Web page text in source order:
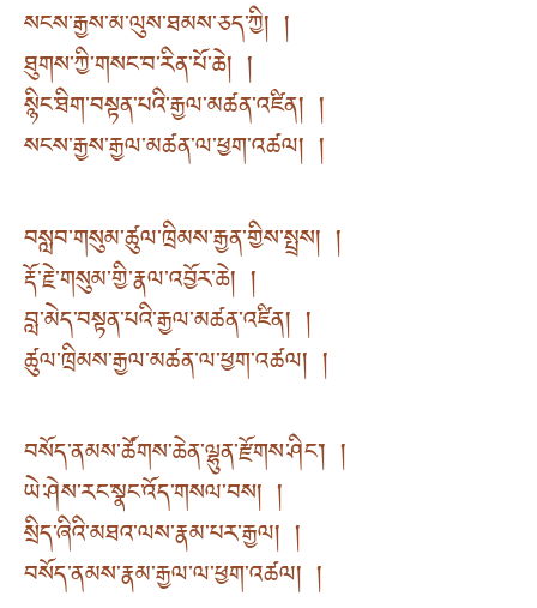
སངས་རྒྱས་མ་ལུས་ཐམས་ཅད་ཀྱི། །
ཐུགས་ཀྱི་གསང་བ་རིན་པོ་ཆེ། །
སྙིང་ཐིག་བསྟན་པའི་རྒྱལ་མཚན་འཛིན། །
སངས་རྒྱས་རྒྱལ་མཚན་ལ་ཕྱག་འཚལ། །
བསླབ་གསུམ་ཚུལ་ཁྲིམས་རྒྱན་གྱིས་སྤྲས། །
རྡོ་རྗེ་གསུམ་གྱི་རྣལ་འབྱོར་ཆེ། །
བླ་མེད་བསྟན་པའི་རྒྱལ་མཚན་འཛིན། །
ཚུལ་ཁྲིམས་རྒྱལ་མཚན་ལ་ཕྱག་འཚལ། །
བསོད་ནམས་ཚོགས་ཆེན་ལྷུན་རྫོགས་ཤིང༌། །
ཡེ་ཤེས་རང་སྣང་འོད་གསལ་བས། །
སྲིད་ཞིའི་མཐའ་ལས་རྣམ་པར་རྒྱལ། །
བསོད་ནམས་རྣམ་རྒྱལ་ལ་ཕྱག་འཚལ། །